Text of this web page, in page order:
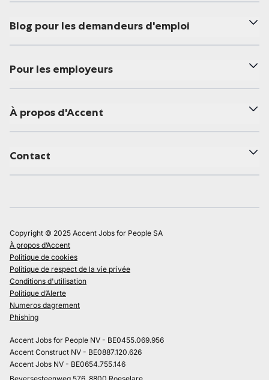
Blog pour les demandeurs d'emploi
Pour les employeurs
À propos d'Accent
Contact
Copyright © 2025 Accent Jobs for People SA
À propos d’Accent
Politique de cookies
Politique de respect de la vie privée
Conditions d'utilisation
Politique d’Alerte
Numeros dagrement
Phishing
Accent Jobs for People NV - BE0455.069.956
Accent Construct NV - BE0887.120.626
Accent Jobs NV - BE0654.755.146